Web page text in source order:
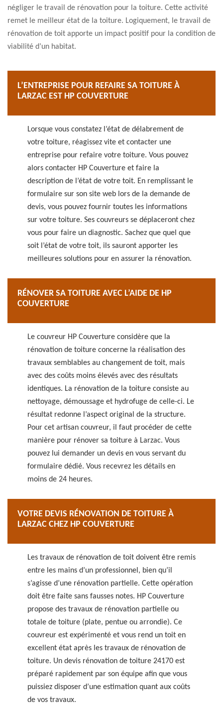
négliger le travail de rénovation pour la toiture. Cette activité
remet le meilleur état de la toiture. Logiquement, le travail de
rénovation de toit apporte un impact positif pour la condition de
viabilité d’un habitat.
L’ENTREPRISE POUR REFAIRE SA TOITURE À
LARZAC EST HP COUVERTURE
Lorsque vous constatez l’état de délabrement de
votre toiture, réagissez vite et contacter une
entreprise pour refaire votre toiture. Vous pouvez
alors contacter HP Couverture et faire la
description de l’état de votre toit. En remplissant le
formulaire sur son site web lors de la demande de
devis, vous pouvez fournir toutes les informations
sur votre toiture. Ses couvreurs se déplaceront chez
vous pour faire un diagnostic. Sachez que quel que
soit l’état de votre toit, ils sauront apporter les
meilleures solutions pour en assurer la rénovation.
RÉNOVER SA TOITURE AVEC L’AIDE DE HP
COUVERTURE
Le couvreur HP Couverture considère que la
rénovation de toiture concerne la réalisation des
travaux semblables au changement de toit, mais
avec des coûts moins élevés avec des résultats
identiques. La rénovation de la toiture consiste au
nettoyage, démoussage et hydrofuge de celle-ci. Le
résultat redonne l’aspect original de la structure.
Pour cet artisan couvreur, il faut procéder de cette
manière pour rénover sa toiture à Larzac. Vous
pouvez lui demander un devis en vous servant du
formulaire dédié. Vous recevrez les détails en
moins de 24 heures.
VOTRE DEVIS RÉNOVATION DE TOITURE À
LARZAC CHEZ HP COUVERTURE
Les travaux de rénovation de toit doivent être remis
entre les mains d’un professionnel, bien qu’il
s’agisse d’une rénovation partielle. Cette opération
doit être faite sans fausses notes. HP Couverture
propose des travaux de rénovation partielle ou
totale de toiture (plate, pentue ou arrondie). Ce
couvreur est expérimenté et vous rend un toit en
excellent état après les travaux de rénovation de
toiture. Un devis rénovation de toiture 24170 est
préparé rapidement par son équipe afin que vous
puissiez disposer d’une estimation quant aux coûts
de vos travaux.